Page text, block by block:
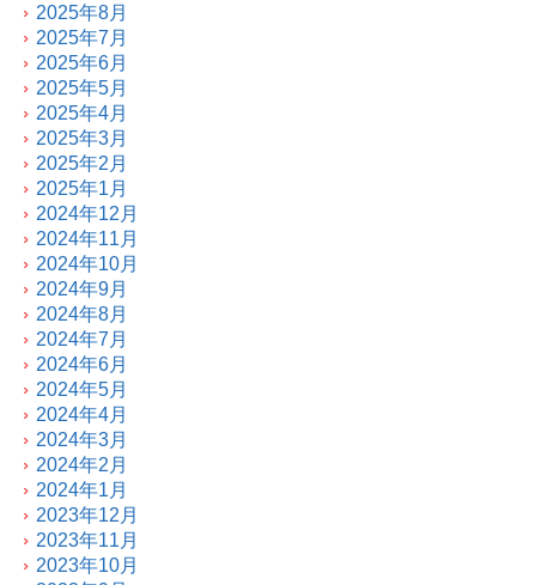
2025年8月
2025年7月
2025年6月
2025年5月
2025年4月
2025年3月
2025年2月
2025年1月
2024年12月
2024年11月
2024年10月
2024年9月
2024年8月
2024年7月
2024年6月
2024年5月
2024年4月
2024年3月
2024年2月
2024年1月
2023年12月
2023年11月
2023年10月